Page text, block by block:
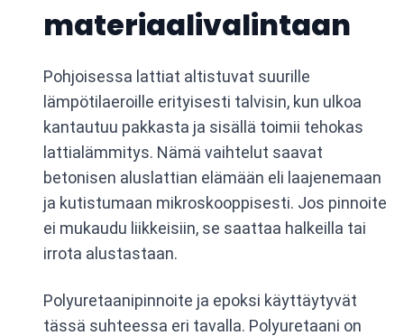
materiaalivalintaan
Pohjoisessa lattiat altistuvat suurille
lämpötilaeroille erityisesti talvisin, kun ulkoa
kantautuu pakkasta ja sisällä toimii tehokas
lattialämmitys. Nämä vaihtelut saavat
betonisen aluslattian elämään eli laajenemaan
ja kutistumaan mikroskooppisesti. Jos pinnoite
ei mukaudu liikkeisiin, se saattaa halkeilla tai
irrota alustastaan.
Polyuretaanipinnoite ja epoksi käyttäytyvät
tässä suhteessa eri tavalla. Polyuretaani on